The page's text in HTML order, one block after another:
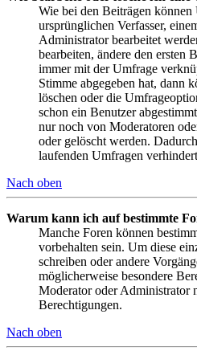
Wie bei den Beiträgen
ursprünglichen Verfasser,
Administrator bearbeitet
bearbeiten, ändere den ersten
immer mit der Umfrage
Stimme abgegeben hat, dann
löschen oder die
schon ein Benutzer
nur noch von Moderatoren
oder gelöscht werden.
laufenden Umfragen
Nach oben
Warum kann ich auf bestimmte
Manche Foren können
vorbehalten sein. Um diese
schreiben oder andere
möglicherweise besondere
Moderator oder Administrator
Berechtigungen.
Nach oben